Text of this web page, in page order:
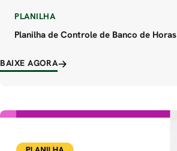
PLANILHA
Planilha de Controle de Banco de Horas
BAIXE AGORA